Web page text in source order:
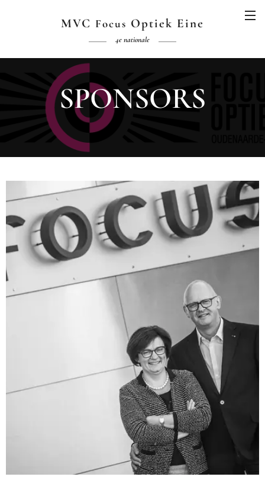
MVC Focus Optiek Eine
4e nationale
SPONSORS